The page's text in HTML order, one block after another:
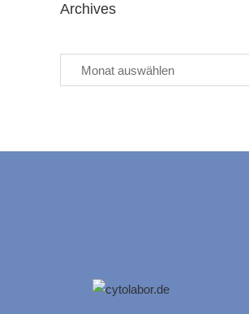
Archives